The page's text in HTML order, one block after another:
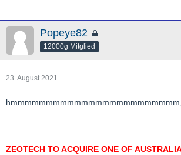
Popeye82
12000g Mitglied
23. August 2021
ZEOTECH TO ACQUIRE ONE OF